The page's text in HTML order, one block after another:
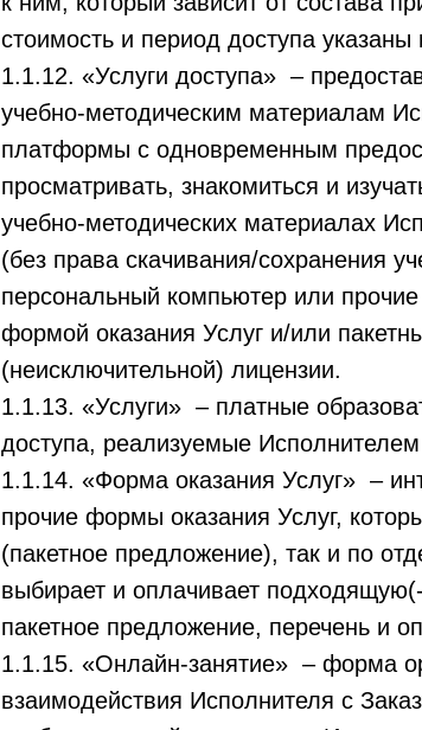
стоимость и период доступа указаны
1.1.12. «Услуги доступа» –
учебно-методическим материалам
платформы с одновременным
просматривать, знакомиться и
учебно-методических материалах
(без права скачивания/сохранения
персональный компьютер или
формой оказания Услуг и/или
(неисключительной) лицензии.
1.1.13. «Услуги» – платные
доступа, реализуемые
1.1.14. «Форма оказания Услуг» –
прочие формы оказания Услуг,
(пакетное предложение), так и по
выбирает и оплачивает
пакетное предложение, перечень и
1.1.15. «Онлайн-занятие» – форма
взаимодействия Исполнителя с